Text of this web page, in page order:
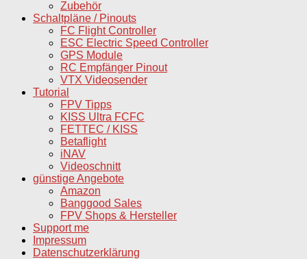
Zubehör
Schaltpläne / Pinouts
FC Flight Controller
ESC Electric Speed Controller
GPS Module
RC Empfänger Pinout
VTX Videosender
Tutorial
FPV Tipps
KISS Ultra FCFC
FETTEC / KISS
Betaflight
iNAV
Videoschnitt
günstige Angebote
Amazon
Banggood Sales
FPV Shops & Hersteller
Support me
Impressum
Datenschutzerklärung